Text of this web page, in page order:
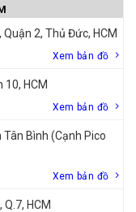
Quận 2, Thủ Đức, HCM
Xem bản đồ
10, HCM
Xem bản đồ
Bình (Cạnh Pico
Xem bản đồ
HCM